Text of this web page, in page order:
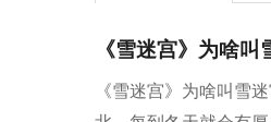
《雪迷宫》为啥
《雪迷宫》为啥叫雪